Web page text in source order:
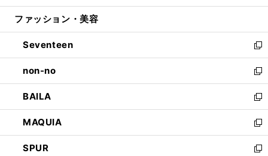
開
ウ
開
く
ン
ウ
で
開
く
ウ
ン
ド
ウ
で
開
く
ファッション・美容
Seventeen
新
し
い
ウ
ィ
ン
ド
ウ
で
non-no
新
し
い
ウ
ィ
ン
ド
BAILA
新
し
い
ウ
ィ
MAQUIA
新
し
い
SPUR
新